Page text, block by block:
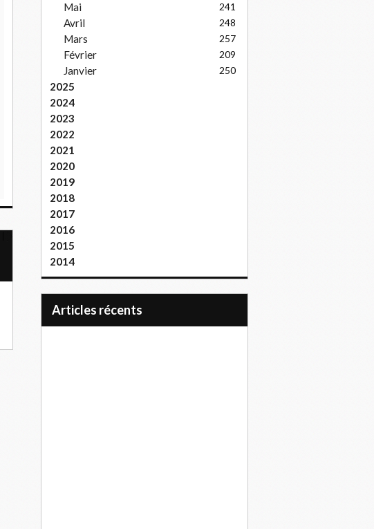
Mai 241
Avril 248
Mars 257
Février 209
Janvier 250
2025
2024
2023
2022
2021
2020
2019
2018
2017
2016
2015
2014
articles récents